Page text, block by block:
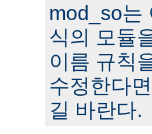
mod_so는
식의 모듈
이름 규칙
수정한다
길 바란다.